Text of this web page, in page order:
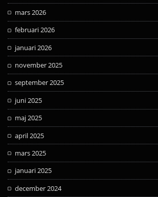
mars 2026
februari 2026
januari 2026
november 2025
september 2025
juni 2025
maj 2025
april 2025
mars 2025
januari 2025
december 2024